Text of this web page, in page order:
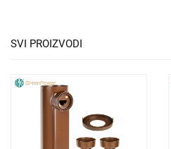
O nama
Rješenja
Preuzmi
SVI PROIZVODI